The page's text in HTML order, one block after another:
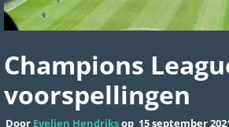
Champions
voorspellingen
Door Evelien Hendriksop 15 september